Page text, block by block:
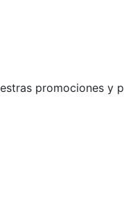
promociones